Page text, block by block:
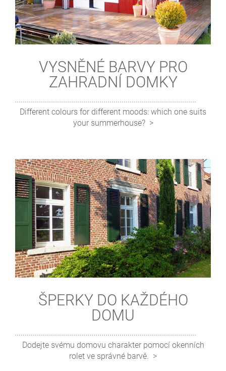
VYSNĚNÉ BARVY PRO
ZAHRADNÍ DOMKY
Different colours for different moods: which one suits
your summerhouse?
ŠPERKY DO KAŽDÉHO
DOMU
Dodejte svému domovu charakter pomocí okenních
rolet ve správné barvě.